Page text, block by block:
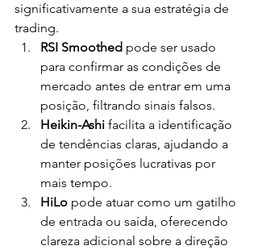
significativamente a sua estratégia de
trading.
RSI Smoothed pode ser usado
para confirmar as condições de
mercado antes de entrar em uma
posição, filtrando sinais falsos.
Heikin-Ashi facilita a identificação
de tendências claras, ajudando a
manter posições lucrativas por
mais tempo.
HiLo pode atuar como um gatilho
de entrada ou saída, oferecendo
clareza adicional sobre a direção